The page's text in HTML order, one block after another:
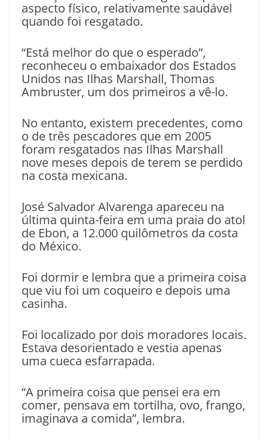
aspecto físico, relativamente saudável
quando foi resgatado.
“Está melhor do que o esperado”,
reconheceu o embaixador dos Estados
Unidos nas Ilhas Marshall, Thomas
Ambruster, um dos primeiros a vê-lo.
No entanto, existem precedentes, como
o de três pescadores que em 2005
foram resgatados nas Ilhas Marshall
nove meses depois de terem se perdido
na costa mexicana.
José Salvador Alvarenga apareceu na
última quinta-feira em uma praia do atol
de Ebon, a 12.000 quilômetros da costa
do México.
Foi dormir e lembra que a primeira coisa
que viu foi um coqueiro e depois uma
casinha.
Foi localizado por dois moradores locais.
Estava desorientado e vestia apenas
uma cueca esfarrapada.
“A primeira coisa que pensei era em
comer, pensava em tortilha, ovo, frango,
imaginava a comida”, lembra.